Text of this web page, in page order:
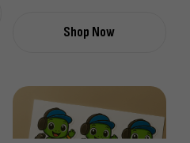
Shop Now